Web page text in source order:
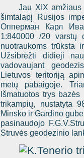
Jau XIX
šimtalapį Rusijos
Опперман Карл
1:840000 /20 varstų
nuotraukoms trūksta
Užsibrėžti didieji
vadovaujant
Lietuvos teritoriją
metų pabaigoje.
Išmatuotos trys
trikampių, nustatyta
Minsko ir Gardino
pasinaudojo
Struvės geodezinio